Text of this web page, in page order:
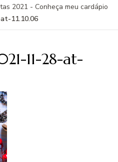
2021 - Conheça meu cardápio
11.10.06
11-28-at-